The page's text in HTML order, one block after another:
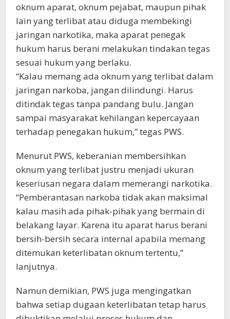
oknum aparat, oknum pejabat, maupun pihak
lain yang terlibat atau diduga membekingi
jaringan narkotika, maka aparat penegak
hukum harus berani melakukan tindakan tegas
sesuai hukum yang berlaku.
“Kalau memang ada oknum yang terlibat dalam
jaringan narkoba, jangan dilindungi. Harus
ditindak tegas tanpa pandang bulu. Jangan
sampai masyarakat kehilangan kepercayaan
terhadap penegakan hukum,” tegas PWS.
Menurut PWS, keberanian membersihkan
oknum yang terlibat justru menjadi ukuran
keseriusan negara dalam memerangi narkotika.
“Pemberantasan narkoba tidak akan maksimal
kalau masih ada pihak-pihak yang bermain di
belakang layar. Karena itu aparat harus berani
bersih-bersih secara internal apabila memang
ditemukan keterlibatan oknum tertentu,”
lanjutnya.
Namun demikian, PWS juga mengingatkan
bahwa setiap dugaan keterlibatan tetap harus